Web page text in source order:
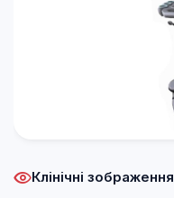
Клінічні зображення